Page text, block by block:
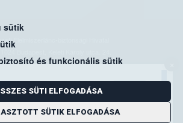
sütik
és funkcionális sütik
SÜTI ELFOGADÁSA
SÜTIK ELFOGADÁSA
Élelmiszerlánc-biztonsági Hivatal
cím: 1525 Budapest. Pf. 30.
mail:ugyfelszolgalat@nebih.gov.hu
Zöld szám: 06-80/263-244
Telefon: 06-1/ 336-9000